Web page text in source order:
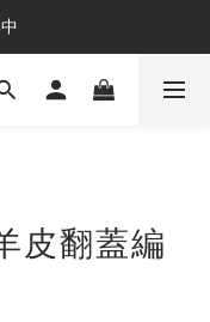
皮翻蓋編